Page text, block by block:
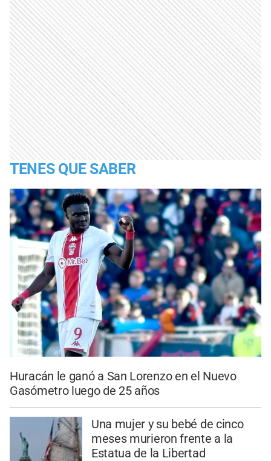
TENES QUE SABER
Huracán le ganó a San Lorenzo en el Nuevo
Gasómetro luego de 25 años
Una mujer y su bebé de cinco
meses murieron frente a la
Estatua de la Libertad